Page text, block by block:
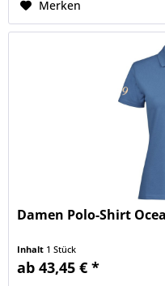
Merken
Damen Polo-Shirt
Inhalt 1 Stück
ab 43,45 € *